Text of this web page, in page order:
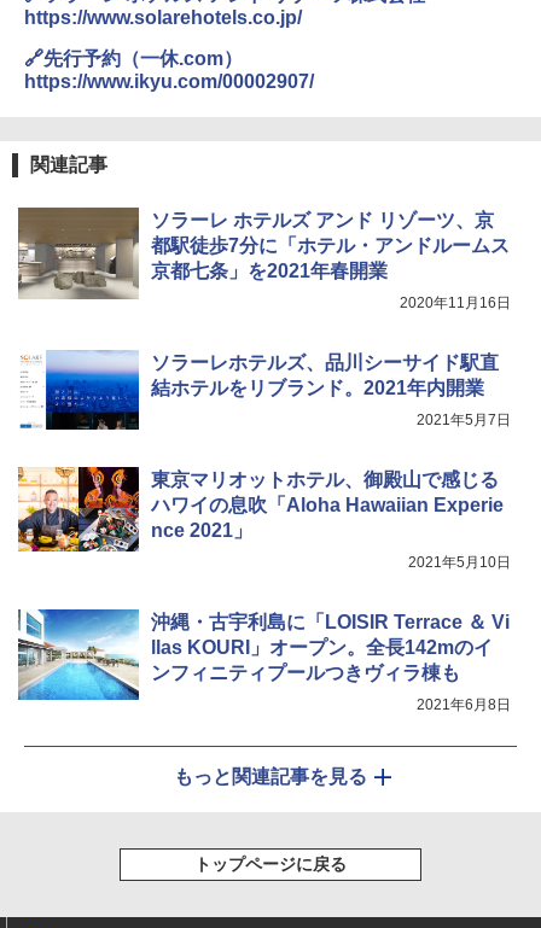
￥5,999
[キャンパーズコレクション 山善] 傘みたいに
[キャンパーズコレクション 山善] 傘みたいに
広げるだけ パッとサッとテント キューブワ
イド ブラックコーティング フルクローズ メ
ATCW-150B エクルベージュ
￥-
￥3,680
￥1,180
HYREKK 八角形タープ 防水タープ 3×4.5m
ット 5000mm耐水圧 210D生地 遮光
￥6,579
https://www.solarehotels.co.jp/
🔗先行予約（一休.com）
https://www.ikyu.com/00002907/
関連記事
ソラーレ ホテルズ アンド リゾーツ、京
都駅徒歩7分に「ホテル・アンドルームス
京都七条」を2021年春開業
2020年11月16日
ソラーレホテルズ、品川シーサイド駅直
結ホテルをリブランド。2021年内開業
2021年5月7日
東京マリオットホテル、御殿山で感じる
ハワイの息吹「Aloha Hawaiian Experie
nce 2021」
2021年5月10日
沖縄・古宇利島に「LOISIR Terrace ＆ Vi
llas KOURI」オープン。全長142mのイ
ンフィニティプールつきヴィラ棟も
2021年6月8日
もっと関連記事を見る
トップページに戻る